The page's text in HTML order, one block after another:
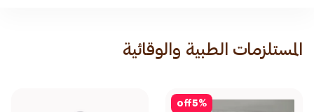
المستلزمات الطبية والوقائية
5%
off